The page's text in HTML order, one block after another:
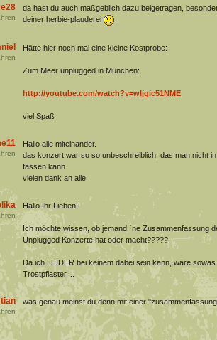
da hast du auch maßgeblich dazu beigetragen,
deiner herbie-plauderei
Hätte hier noch mal eine kleine Kostprobe:
Zum Meer unplugged in München:
http://youtube.com/watch?v=wIjgic51NME
viel Spaß
Hallo alle miteinander.
das konzert war so so unbeschreiblich, das man nicht
fassen kann.
vielen dank an alle
Hallo Ihr Lieben!
Ich möchte wissen, ob jemand `ne Zusammenfassung
Unplugged Konzerte hat oder macht?????
Da ich LEIDER bei keinem dabei sein kann, wäre sowas
Trostpflaster....
was genau meinst du denn mit einer